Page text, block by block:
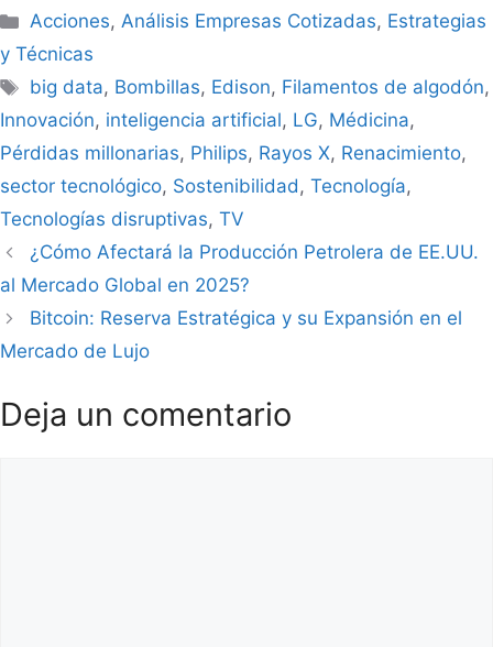
Categorías
Acciones,Análisis Empresas Cotizadas, Estrategias
y Técnicas
Etiquetas
big data, Bombillas, Edison, Filamentos de algodón,
Innovación, inteligencia artificial, LG, Médicina,
Pérdidas millonarias, Philips, Rayos X, Renacimiento,
sector tecnológico, Sostenibilidad, Tecnología,
Tecnologías disruptivas, TV
¿Cómo Afectará la Producción Petrolera de EE.UU.
al Mercado Global en 2025?
Bitcoin: Reserva Estratégica y su Expansión en el
Mercado de Lujo
Deja un comentario